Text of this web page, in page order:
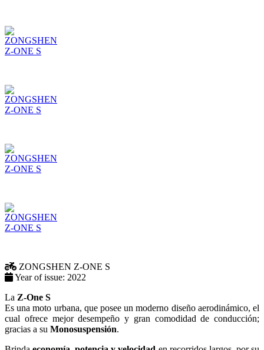
ZONGSHEN Z-ONE S
Year of issue: 2022
La Z-One S
Es una moto urbana, que posee un moderno diseño aerodinámico, el
cual ofrece mejor desempeño y gran comodidad de conducción;
gracias a su Monosuspensión.